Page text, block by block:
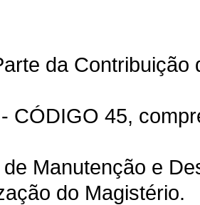
da
CÓDIGO 45,
Manutenção e
do Magistério.